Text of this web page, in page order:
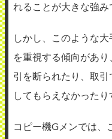
れることが大きな強み
しかし、このような
を重視する傾向があ
引を断られたり、取
してもらえなかったり
コピー機Gメンでは、